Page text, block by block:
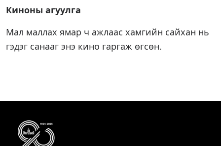
Киноны агуулга
Мал маллах ямар ч ажлаас хамгийн сайхан нь
гэдэг санааг энэ кино гаргаж өгсөн.